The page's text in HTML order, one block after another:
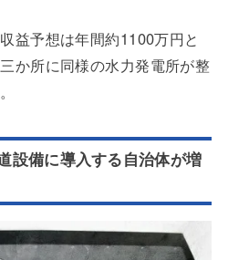
益予想は年間約1100万円と
か所に同様の水力発電所が整
設備に導入する自治体が増